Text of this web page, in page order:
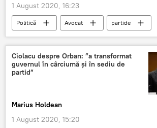
1 August 2020, 16:23
Politică Avocat
partide
Popor
Ciolacu despre Orban: ”a transformat
guvernul în cârciumă și în sediu de
partid”
Marius Holdean
1 August 2020, 15:20